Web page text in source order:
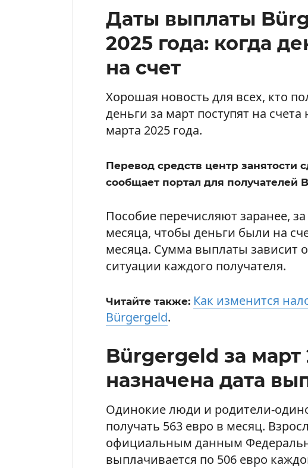
Даты выплаты
2025 года: когда
на счет
Хорошая новость для всех, кто
деньги за март поступят на
марта 2025 года.
Перевод средств центр занятости
сообщает портал для получателей
Пособие перечисляют заранее,
месяца, чтобы деньги были на
месяца. Сумма выплаты зависит
ситуации каждого получателя.
Читайте также: Как изменится
Bürgergeld.
Bürgergeld за март
назначена дата
Одинокие люди и родители-
получать 563 евро в месяц.
официальным данным
выплачивается по 506 евро